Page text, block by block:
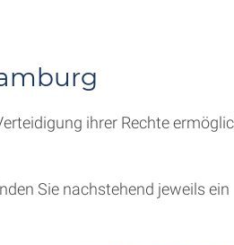
ihrer Rechte
Sie nachstehend jeweils ein